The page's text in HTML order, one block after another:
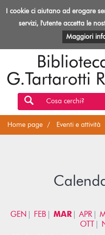
Biblioteca
Rovereto
EVENTI E ATTIVITÀ
Cosa cerchi?
Home page Eventi e attività
GEN FEB MAR APR
OTT
I cookie ci aiutano ad erogare
servizi, l'utente accetta le
Maggiori